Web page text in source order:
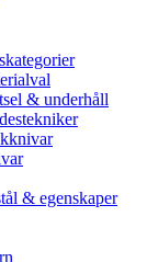
& underhåll
& egenskaper